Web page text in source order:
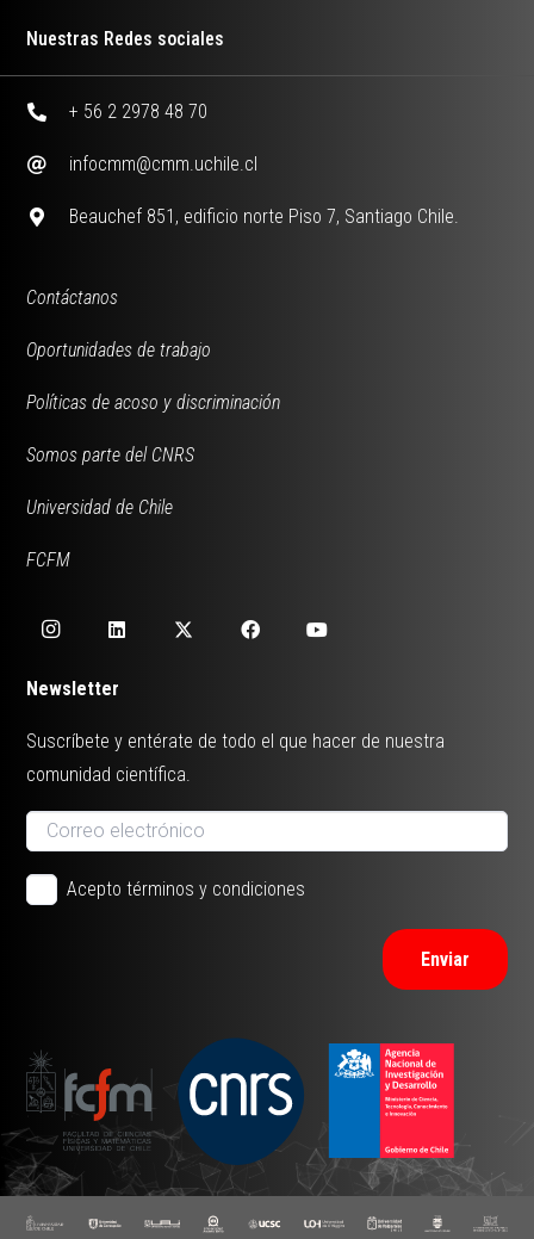
Nuestras Redes sociales
+ 56 2 2978 48 70
infocmm@cmm.uchile.cl
Beauchef 851, edificio norte Piso 7, Santiago Chile.
Contáctanos
Oportunidades de trabajo
Políticas de acoso y discriminación
Somos parte del CNRS
Universidad de Chile
FCFM
Newsletter
Suscríbete y entérate de todo el que hacer de nuestra
comunidad científica.
Acepto términos y condiciones
Enviar